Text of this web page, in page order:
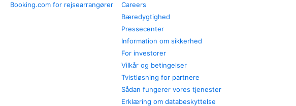
Booking.com for rejsearrangører
Careers
Bæredygtighed
Pressecenter
Information om sikkerhed
For investorer
Vilkår og betingelser
Tvistløsning for partnere
Sådan fungerer vores tjenester
Erklæring om databeskyttelse